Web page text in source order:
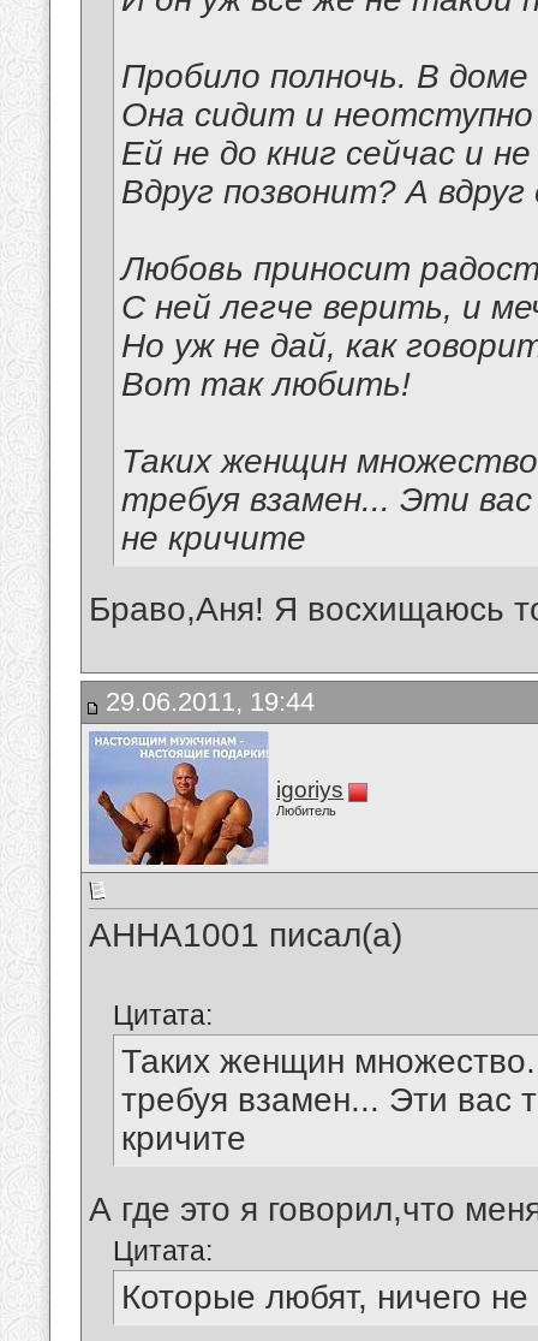
Пробило полночь. В
Она сидит и
Ей не до книг сейчас и
Вдруг позвонит? А
Любовь приносит
С ней легче верить, и
Но уж не дай, как
Вот так любить!
Таких женщин
требуя взамен... Эти
не кричите
Браво,Аня! Я восхищаюсь
29.06.2011, 19:44
igoriys
Любитель
АННА1001 писал(а)
Цитата:
Таких женщин
требуя взамен... Эти вас
кричите
А где это я говорил,что
Цитата:
Которые любят, ничего